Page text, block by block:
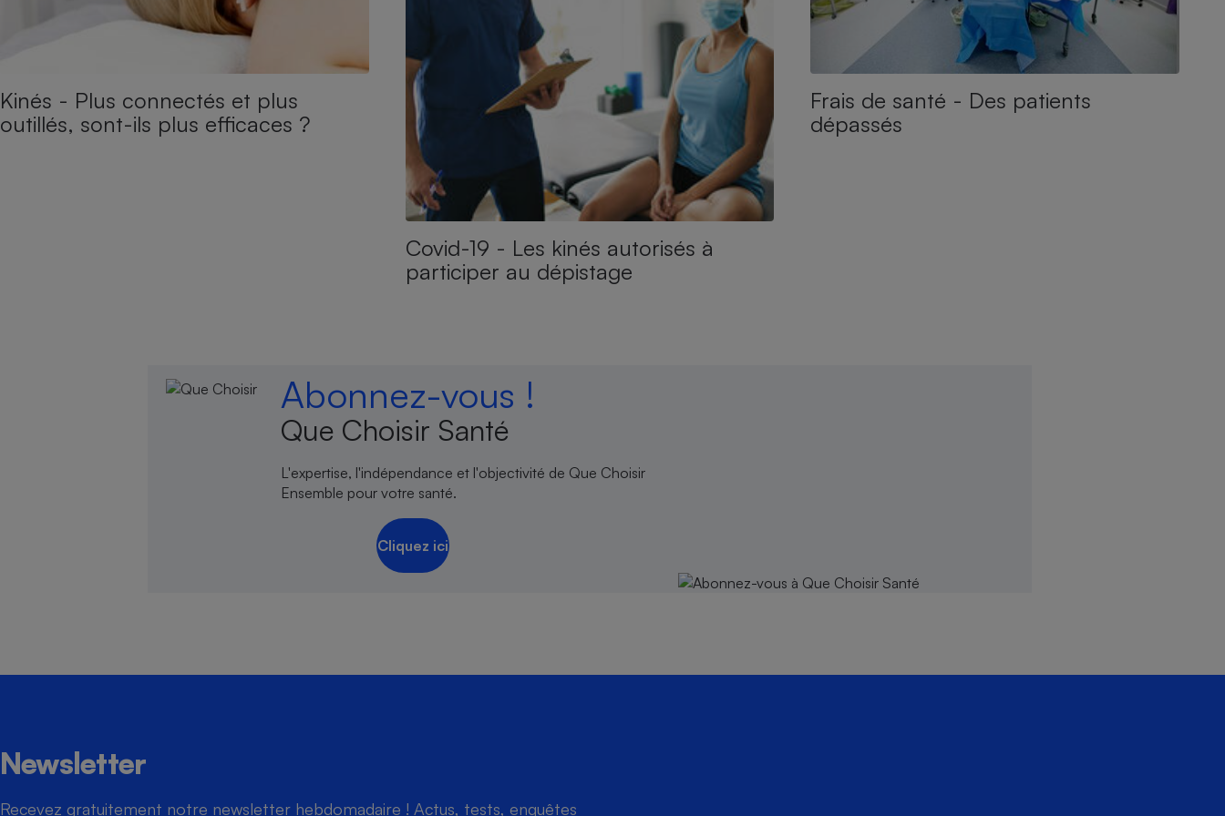
Kinés - Plus connectés et plus
outillés, sont-ils plus efficaces ?
Covid-19 - Les kinés autorisés à
participer au dépistage
Frais de santé - Des patients
dépassés
Abonnez-vous !
Que Choisir Santé
L'expertise, l'indépendance et l'objectivité de Que Choisir
Ensemble pour votre santé.
Cliquez ici
Newsletter
Recevez gratuitement notre newsletter hebdomadaire ! Actus, tests, enquêtes